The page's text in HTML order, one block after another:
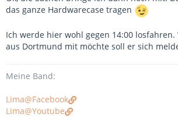
das ganze Hardwarecase tragen
Ich werde hier wohl gegen 14:00
aus Dortmund mit möchte soll er sich
Meine Band:
Lima@Facebook
Lima@Youtube